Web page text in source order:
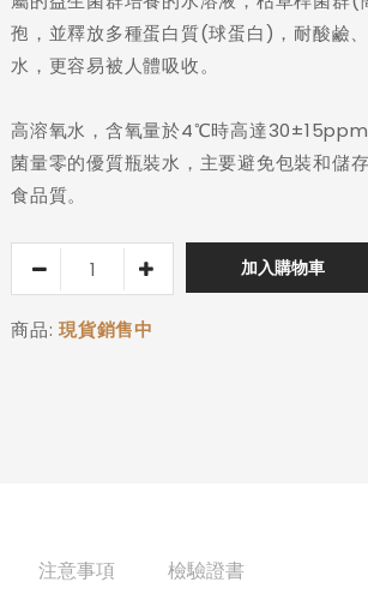
孢，並釋放多種蛋白質(球蛋白)，耐酸鹼
水，更容易被人體吸收。
高溶氧水，含氧量於4℃時高達
菌量零的優質瓶裝水，主要避免包裝和儲
食品質。
加入購物車
商品: 現貨銷售中
注意事項 檢驗證書